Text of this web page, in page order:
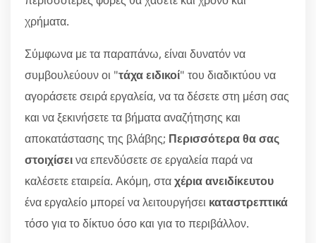
χρήματα.
Σύμφωνα με τα παραπάνω, είναι δυνατόν να
συμβουλεύουν οι "τάχα ειδικοί" του διαδικτύου να
αγοράσετε σειρά εργαλεία, να τα δέσετε στη μέση σας
και να ξεκινήσετε τα βήματα αναζήτησης και
αποκατάστασης της βλάβης; Περισσότερα θα σας
στοιχίσεινα επενδύσετε σε εργαλεία παρά να
καλέσετε εταιρεία. Ακόμη, σταχέρια ανειδίκευτου
ένα εργαλείο μπορεί να λειτουργήσει καταστρεπτικά
τόσο για το δίκτυο όσο και για το περιβάλλον.